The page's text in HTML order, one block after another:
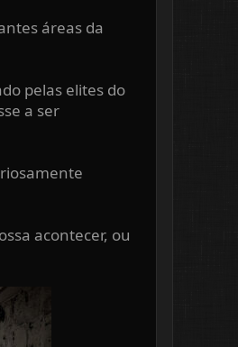
áreas da
pelas elites do
a ser
acontecer, ou